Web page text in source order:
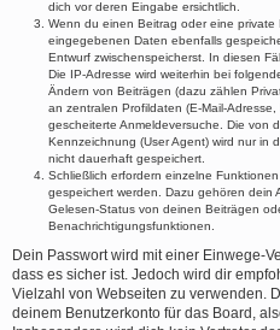
dich vor deren Eingabe ersichtlich.
Wenn du einen Beitrag oder eine
eingegebenen Daten ebenfalls
Entwurf zwischenspeicherst. In diesen
Die IP-Adresse wird weiterhin bei
Ändern von Beiträgen (dazu zählen
an zentralen Profildaten (E-Mail-
gescheiterte Anmeldeversuche. Die von
Kennzeichnung (User Agent) wird nur in
nicht dauerhaft gespeichert.
Schließlich erfordern einzelne
gespeichert werden. Dazu gehören dein
Gelesen-Status von deinen Beiträgen
Benachrichtigungsfunktionen.
Dein Passwort wird mit einer Einwege-
dass es sicher ist. Jedoch wird dir
Vielzahl von Webseiten zu verwenden.
deinem Benutzerkonto für das Board,